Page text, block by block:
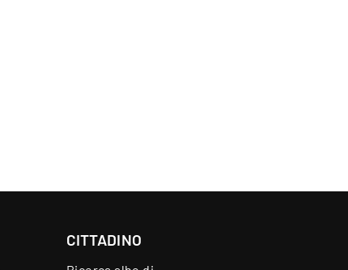
CITTADINO